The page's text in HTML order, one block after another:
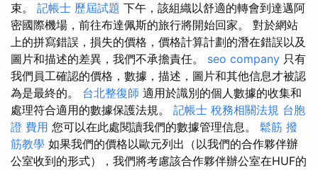
束。 記帳士 歷屆試題 下午，該組織以舒適的轉會到達邁阿
密國際機場，前往布達佩斯的旅行將開始回家。 對於網站
上的拼寫錯誤，損失的價格，價格計算計劃的潛在錯誤以及
圖片和描述的差異，我們不承擔責任。 seo company 只有
我們員工確認的價格，數據，描述，圖片和其他信息才被認
為是最終的。 台北整復師 適用於識別的個人數據的收集和
處理符合適用的數據保護法規。 記帳士 稅務相關法規 台胞
證 費用 您可以在此處閱讀我們的數據管理信息。 鬆筋 撥
筋教學 如果我們的價格以歐元列出（以我們的合作夥伴辦
公室收到的形式），我們將考慮該合作夥伴辦公室在HUF的